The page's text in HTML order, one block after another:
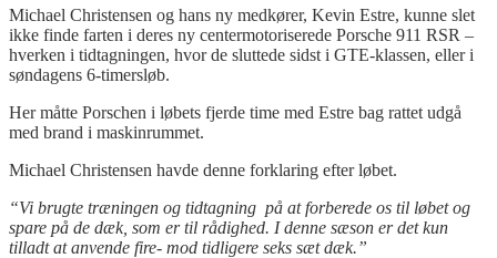
Michael Christensen og hans ny medkører, Kevin Estre, kunne slet
ikke finde farten i deres ny centermotoriserede Porsche 911 RSR –
hverken i tidtagningen, hvor de sluttede sidst i GTE-klassen, eller i
søndagens 6-timersløb.
Her måtte Porschen i løbets fjerde time med Estre bag rattet udgå
med brand i maskinrummet.
Michael Christensen havde denne forklaring efter løbet.
“Vi brugte træningen og tidtagning på at forberede os til løbet og
spare på de dæk, som er til rådighed. I denne sæson er det kun
tilladt at anvende fire- mod tidligere seks sæt dæk.”